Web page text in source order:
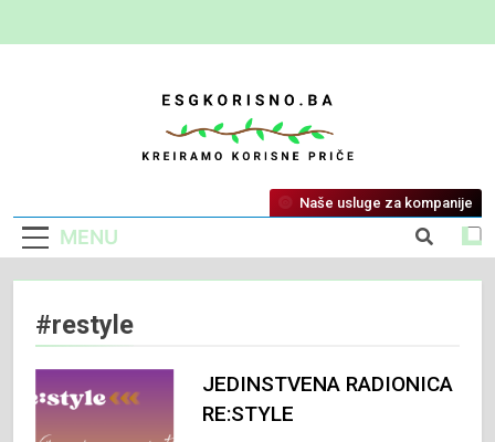
ESG Korisno
Kreiramo Korisne Priče
MENU
Naše usluge za kompanije
#restyle
JEDINSTVENA RADIONICA
RE:STYLE